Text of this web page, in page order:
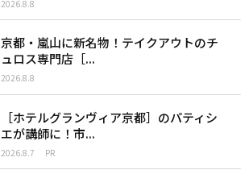
2026.8.8
京都・嵐山に新名物！テイクアウトのチ
ュロス専門店［...
2026.8.8
［ホテルグランヴィア京都］のパティシ
エが講師に！市...
2026.8.7 PR